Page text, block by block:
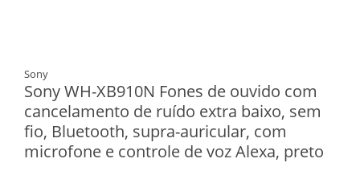
Sony
Sony WH-XB910N Fones de ouvido com
cancelamento de ruído extra baixo, sem
fio, Bluetooth, supra-auricular, com
microfone e controle de voz Alexa, preto